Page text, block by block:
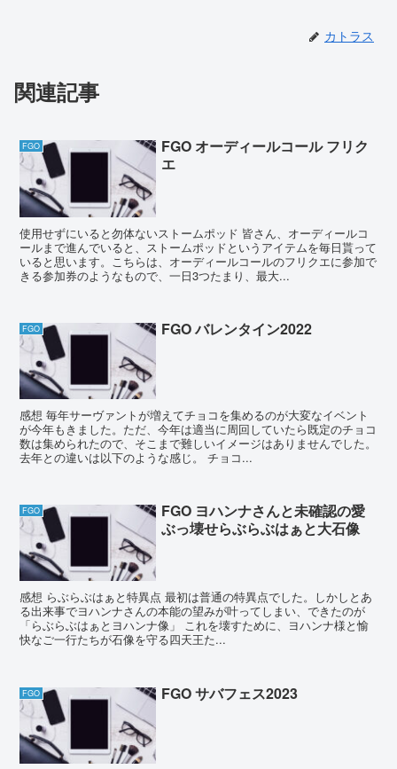
カトラス
関連記事
FGO
FGO オーディールコール フリク
エ
使用せずにいると勿体ないストームポッド 皆さん、オーディールコ
ールまで進んでいると、ストームポッドというアイテムを毎日貰って
いると思います。こちらは、オーディールコールのフリクエに参加で
きる参加券のようなもので、一日3つたまり、最大...
FGO FGO バレンタイン2022
感想 毎年サーヴァントが増えてチョコを集めるのが大変なイベント
が今年もきました。ただ、今年は適当に周回していたら既定のチョコ
数は集められたので、そこまで難しいイメージはありませんでした。
去年との違いは以下のような感じ。 チョコ...
FGO
FGO ヨハンナさんと未確認の愛
ぶっ壊せらぶらぶはぁと大石像
感想 らぶらぶはぁと特異点 最初は普通の特異点でした。しかしとあ
る出来事でヨハンナさんの本能の望みが叶ってしまい、できたのが
「らぶらぶはぁとヨハンナ像」 これを壊すために、ヨハンナ様と愉
快なご一行たちが石像を守る四天王た...
FGO FGO サバフェス2023